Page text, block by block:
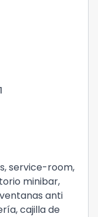
service-room,
minibar,
anti
cajilla de